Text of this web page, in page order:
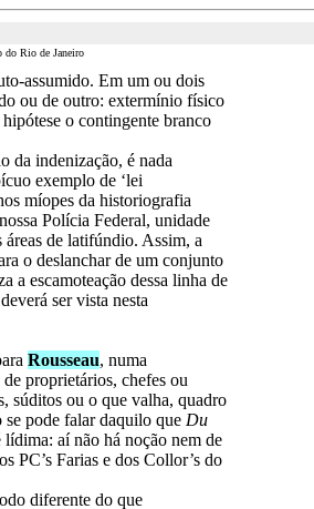
do Rio de Janeiro
assumido. Em um ou dois
ou de outro: extermínio físico
hipótese o contingente branco
da indenização, é nada
exemplo de ‘lei
míopes da historiografia
Polícia Federal, unidade
áreas de latifúndio. Assim, a
o deslanchar de um conjunto
a escamoteação dessa linha de
ser vista nesta
Rousseau, numa
proprietários, chefes ou
súditos ou o que valha, quadro
se pode falar daquilo que Du
aí não há noção nem de
PC’s Farias e dos Collor’s do
diferente do que